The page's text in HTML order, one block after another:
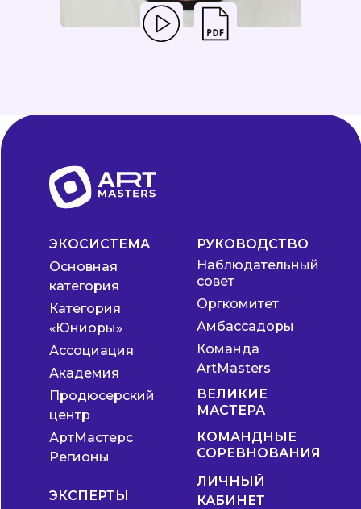
РУКОВОДСТВО
КОМАНДНЫЕ
СОРЕВНОВАНИЯ
ВЕЛИКИЕ
МАСТЕРА
Наблюдательный
совет
Амбассадоры
ЭКСПЕРТЫ
Команда
ArtMasters
ЛИЧНЫЙ
КАБИНЕТ
ЭКОСИСТЕМА
Ассоциация
Академия
Продюсерский
центр
АртМастерс
Регионы
Основная
категория
Категория
«Юниоры»
Оргкомитет